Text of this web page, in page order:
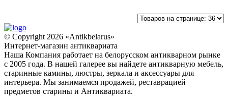
© Copyright 2026 «Antikbelarus»
Интернет-магазин антиквариата
Наша Компания работает на белорусском антикварном рынке
с 2005 года. В нашей галерее вы найдете антикварную мебель,
старинные камины, люстры, зеркала и аксессуары для
интерьера. Мы занимаемся продажей, реставрацией
предметов старины и Антиквариата.